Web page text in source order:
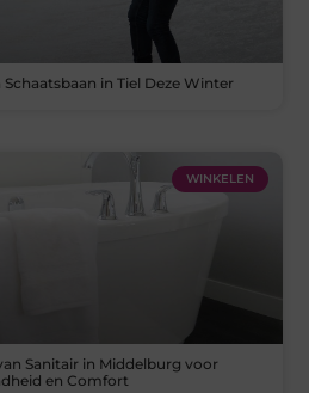
in Tiel Deze Winter
WINKELEN
Sanitair in Middelburg voor
en Comfort